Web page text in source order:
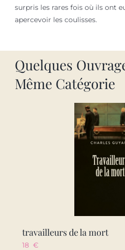
surpris les rares fois où ils ont
apercevoir les coulisses.
Quelques
Même Catégorie
travailleurs de la mort
18 €